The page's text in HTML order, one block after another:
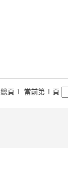
總頁 1 當前第 1 頁